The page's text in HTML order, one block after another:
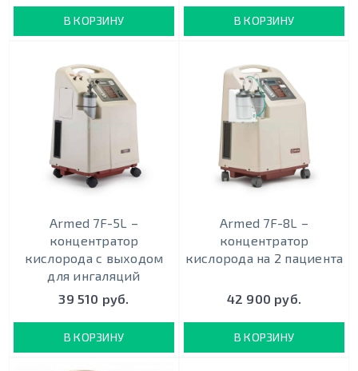
В КОРЗИНУ В КОРЗИНУ
Armed 7F-5L –
концентратор
кислорода с выходом
для ингаляций
39 510 руб.
В КОРЗИНУ
Armed 7F-8L –
концентратор
кислорода на 2 пациента
42 900 руб.
В КОРЗИНУ